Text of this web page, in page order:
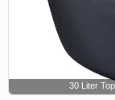
30 Liter